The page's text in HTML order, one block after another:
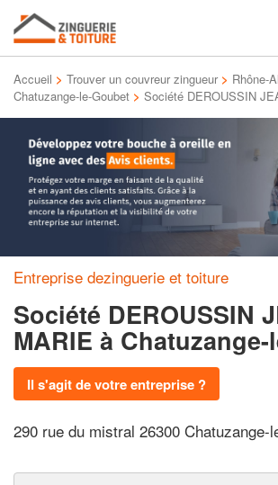
Accueil > Trouver un couvreur zingueur > Rhône-
Chatuzange-le-Goubet > Société DEROUSSIN
Entreprise dezinguerie et toiture
Société DEROUSSIN
MARIE à
Il s'agit de votre entreprise ?
290 rue du mistral 26300 Chatuzange-